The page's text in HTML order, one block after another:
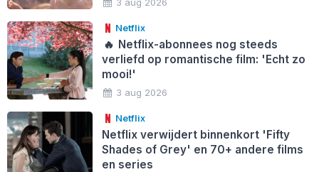
Netflix
🔥 Netflix-abonnees nog steeds
verliefd op romantische film: 'Echt zo
mooi!'
3 aug 2026
Netflix
Netflix verwijdert binnenkort 'Fifty
Shades of Grey' en 70+ andere films
en series